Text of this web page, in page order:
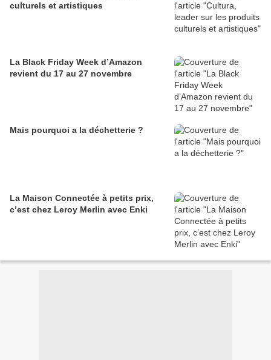
culturels et artistiques
La Black Friday Week d’Amazon
revient du 17 au 27 novembre
Mais pourquoi a la déchetterie ?
La Maison Connectée à petits prix,
c’est chez Leroy Merlin avec Enki